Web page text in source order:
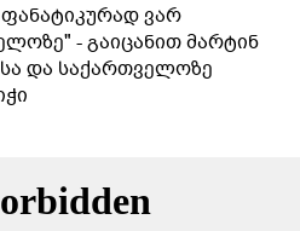
ფანატიკურად ვარ
- გაიცანით მარტინ
და საქართველოზე